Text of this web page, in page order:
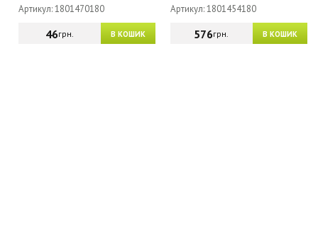
Артикул: 1801470180
В КОШИК
46грн.
Артикул: 1801454180
В КОШИК
576грн.